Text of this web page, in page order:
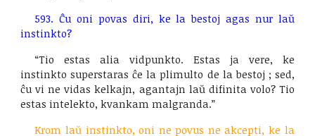
593. Ĉu oni povas diri, ke la bestoj agas nur laŭ
instinkto?
“Tio estas alia vidpunkto. Estas ja vere, ke
instinkto superstaras ĉe la plimulto de la bestoj ; sed,
ĉu vi ne vidas kelkajn, agantajn laŭ difinita volo? Tio
estas intelekto, kvankam malgranda.”
Krom laŭ instinkto, oni ne povus ne akcepti, ke la